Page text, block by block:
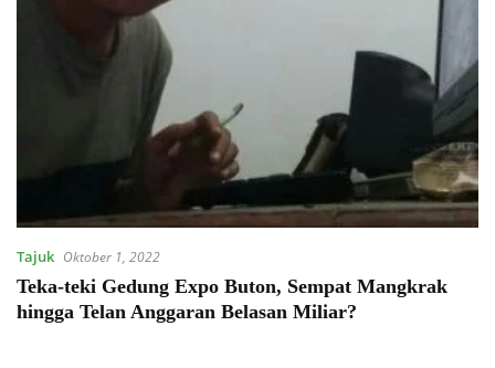
Tajuk Oktober 1, 2022
Teka-teki Gedung Expo Buton, Sempat Mangkrak
hingga Telan Anggaran Belasan Miliar?